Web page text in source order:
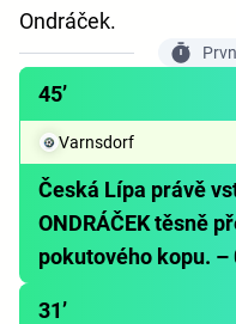
Ondráček.
45’
Varnsdorf
Česká Lípa právě
ONDRÁČEK těsně
pokutového kopu. –
31’